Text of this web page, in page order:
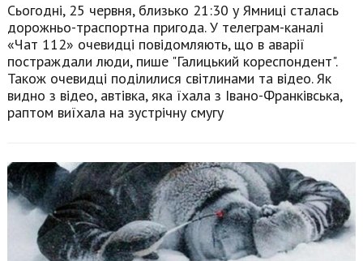
Сьогодні, 25 червня, близько 21:30 у Ямниці сталась
дорожньо-траспортна пригода. У телеграм-каналі
«Чат 112» очевидці повідомляють, що в аварії
постраждали люди, пише "Галицький кореспондент".
Також очевидці поділилися світлинами та відео. Як
видно з відео, автівка, яка їхала з Івано-Франківська,
раптом виїхала на зустрічну смугу